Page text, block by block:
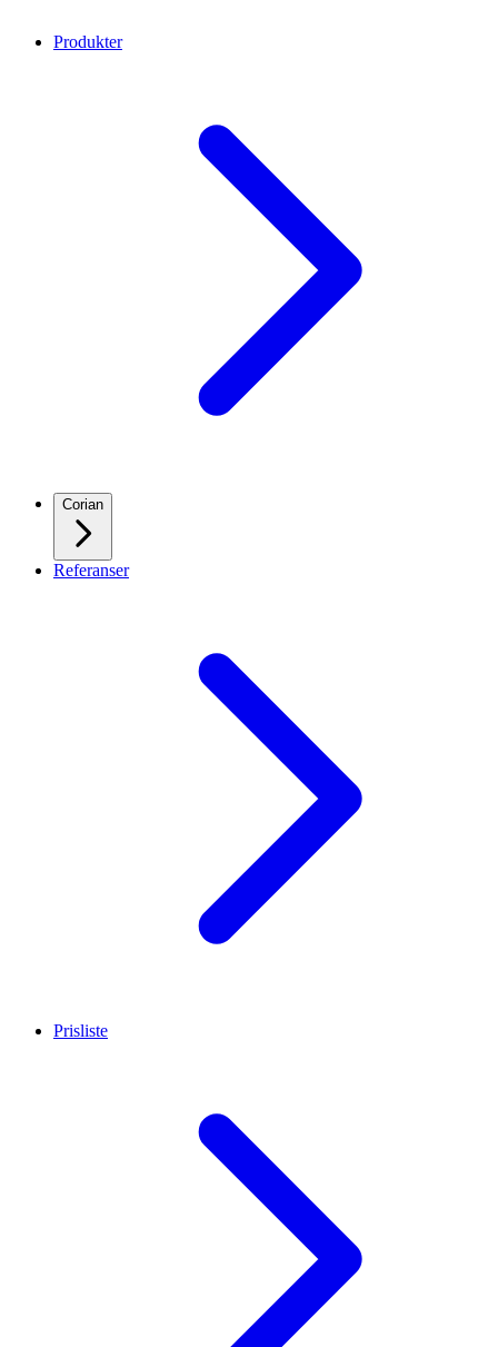
Produkter
Corian
Referanser
Prisliste